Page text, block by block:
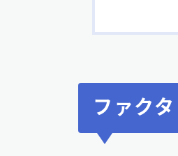
ファク